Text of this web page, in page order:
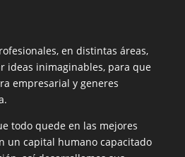
en distintas áreas,
ideas inimaginables, para que
empresarial y generes
todo quede en las mejores
un capital humano capacitado